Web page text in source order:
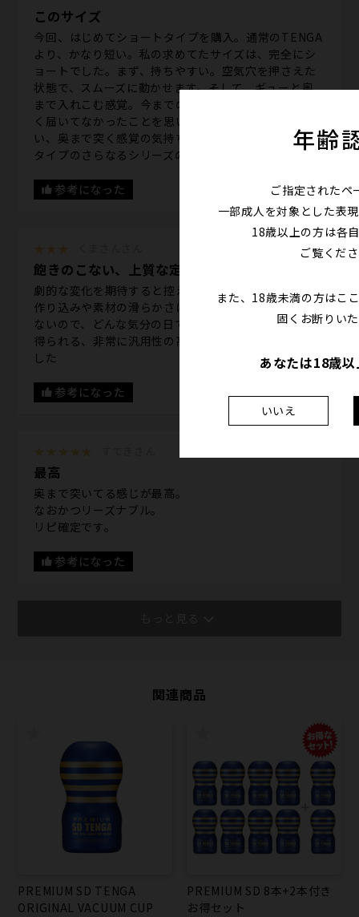
このサイズ
今回、はじめてショートタイプを購入。通常のTENGA
より、かなり短い。私の求めてたサイズは、完全にシ
ョートでした。まず、持ちやすい。空気穴を押さえた
状態で、スムーズに動かせます。そして、ギューと奥
まで入れこむ感覚。今までのTENGAが、奥までまった
く届いてなかったことを思い知りました。動かしやす
い、奥まで突く感覚の気持ちよさ。今後も、ショート
タイプのさらなるシリーズの拡大を望みます！
参考になった
飽きのこない、上質な定番
劇的な変化を期待すると控えめに感じますが、細部の
作り込みや素材の滑らかさは流石の一言です。クセが
ないので、どんな気分の日でも安定して高い満足感を
得られる、非常に汎用性の高い贅沢な一品だと感じま
した
参考になった
最高
奥まで突いてる感じが最高。
なおかつリーズナブル。
リピ確定です。
参考になった
関連商品
PREMIUM SD TENGA
ORIGINAL VACUUM CUP
PREMIUM SD 8本+2本付き
お得セット
年齢
ご指定されたペ
一部成人を対象とした表
18歳以上の方は各
ご覧くだ
また、18歳未満の方はこ
固くお断りい
あなたは18歳
いいえ